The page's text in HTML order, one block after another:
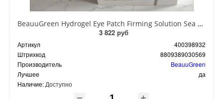
BeauuGreen Hydrogel Eye Patch Firming Solution Sea Cocumber & Black Гидрогелевые патчи для кожи вокруг глаз с экстрактом черного морского огурца 60 шт 90 гр
3 822 руб
Артикул
400398932
Штрихкод
8809389030569
Производитель
BeauuGreen
Лучшее
да
Наличие: Доступно